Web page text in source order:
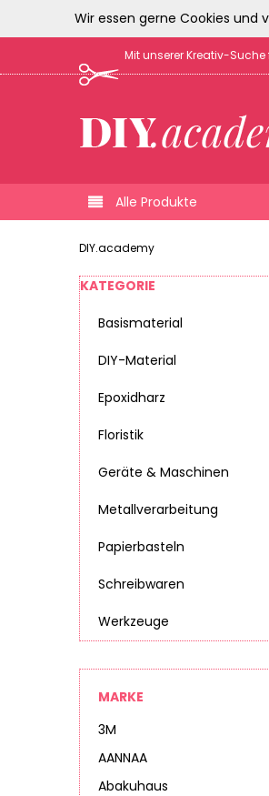
Wir essen gerne Cookies und
Mit unserer Kreativ-
Alle Produkte
DIY.academy
KATEGORIE
Basismaterial
DIY-Material
Epoxidharz
Floristik
Geräte & Maschinen
Metallverarbeitung
Papierbasteln
Schreibwaren
Werkzeuge
MARKE
3M
AANNAA
Abakuhaus